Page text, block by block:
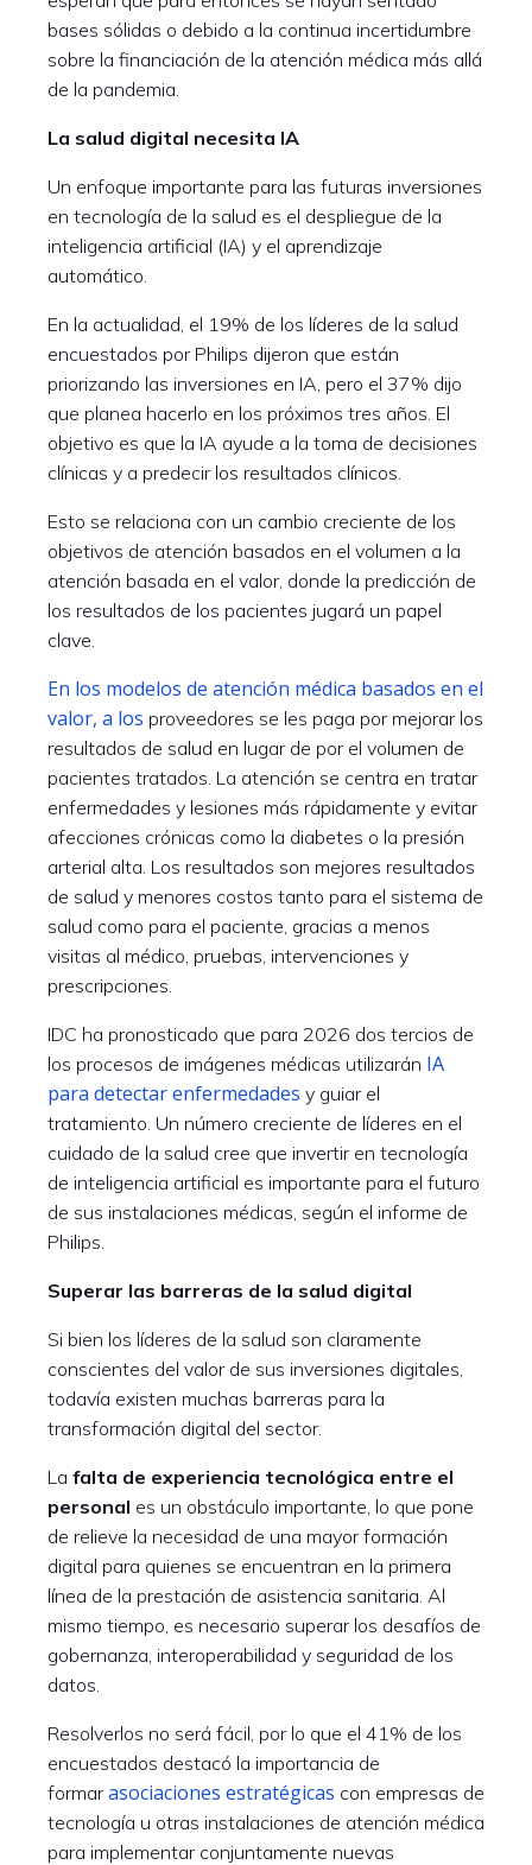
bases sólidas o debido a la continua incertidumbre
sobre la financiación de la atención médica más allá
de la pandemia.
La salud digital necesita IA
Un enfoque importante para las futuras inversiones
en tecnología de la salud es el despliegue de la
inteligencia artificial (IA) y el aprendizaje
automático.
En la actualidad, el 19% de los líderes de la salud
encuestados por Philips dijeron que están
priorizando las inversiones en IA, pero el 37% dijo
que planea hacerlo en los próximos tres años. El
objetivo es que la IA ayude a la toma de decisiones
clínicas y a predecir los resultados clínicos.
Esto se relaciona con un cambio creciente de los
objetivos de atención basados ​​en el volumen a la
atención basada en el valor, donde la predicción de
los resultados de los pacientes jugará un papel
clave.
En los modelos de atención médica basados ​​en el
valor, a los proveedores se les paga por mejorar los
resultados de salud en lugar de por el volumen de
pacientes tratados. La atención se centra en tratar
enfermedades y lesiones más rápidamente y evitar
afecciones crónicas como la diabetes o la presión
arterial alta. Los resultados son mejores resultados
de salud y menores costos tanto para el sistema de
salud como para el paciente, gracias a menos
visitas al médico, pruebas, intervenciones y
prescripciones.
IDC ha pronosticado que para 2026 dos tercios de
los procesos de imágenes médicas utilizarán IA
para detectar enfermedades y guiar el
tratamiento. Un número creciente de líderes en el
cuidado de la salud cree que invertir en tecnología
de inteligencia artificial es importante para el futuro
de sus instalaciones médicas, según el informe de
Philips.
Superar las barreras de la salud digital
Si bien los líderes de la salud son claramente
conscientes del valor de sus inversiones digitales,
todavía existen muchas barreras para la
transformación digital del sector.
La falta de experiencia tecnológica entre el
personal es un obstáculo importante, lo que pone
de relieve la necesidad de una mayor formación
digital para quienes se encuentran en la primera
línea de la prestación de asistencia sanitaria. Al
mismo tiempo, es necesario superar los desafíos de
gobernanza, interoperabilidad y seguridad de los
datos.
Resolverlos no será fácil, por lo que el 41% de los
encuestados destacó la importancia de
formarasociaciones estratégicas con empresas de
tecnología u otras instalaciones de atención médica
para implementar conjuntamente nuevas